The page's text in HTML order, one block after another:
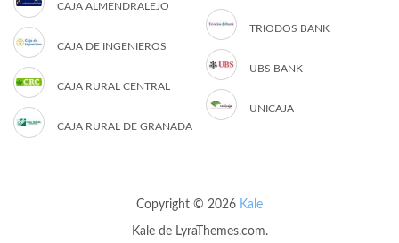
CAJA ALMENDRALEJO
CAJA DE INGENIEROS
CAJA RURAL CENTRAL
CAJA RURAL DE GRANADA
TRIODOS BANK
UBS BANK
UNICAJA
Copyright © 2026 Kale
Kalede LyraThemes.com.